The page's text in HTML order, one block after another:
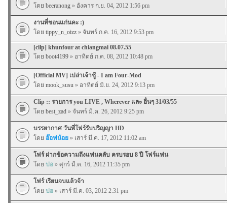
โดย beeranong » อังคาร ก.ย. 04, 2012 1:56 pm
งานที่ขอนแก่นคะ :)
โดย tippy_n_oizz » จันทร์ ก.ค. 16, 2012 9:53 pm
[cilp] khunfour at chiangmai 08.07.55
โดย boot4199 » อาทิตย์ ก.ค. 08, 2012 10:48 pm
[Official MV] เปล่าเจ้าชู้ - I am Four-Mod
โดย mook_susu » อาทิตย์ มิ.ย. 24, 2012 9:13 pm
Clip :: รายการ you LIVE , Wherever และ อื่นๆ 31/03/55
โดย best_zad » จันทร์ มี.ค. 26, 2012 9:25 pm
บรรยากาศ วันพี่โฟร์รับปริญญา HD
โดย อ๊อฟน้อย » เสาร์ มี.ค. 17, 2012 11:02 am
โฟร์ ฝากข้อความถึงแฟนคลับ ครบรอบ 8 ปี โฟร์แฟน
โดย ปอ » ศุกร์ มี.ค. 16, 2012 11:35 pm
โฟร์ เรียนจบแล้วจ้า
โดย ปอ » เสาร์ มี.ค. 03, 2012 2:31 pm